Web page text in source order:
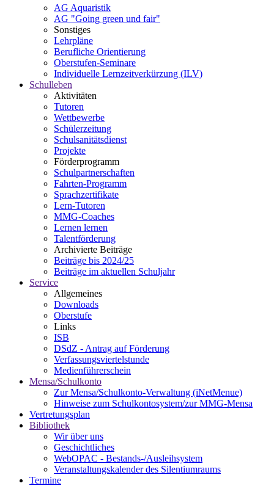
AG Aquaristik
AG "Going green und fair"
Sonstiges
Lehrpläne
Berufliche Orientierung
Oberstufen-Seminare
Individuelle Lernzeitverkürzung (ILV)
Schulleben
Aktivitäten
Tutoren
Wettbewerbe
Schülerzeitung
Schulsanitätsdienst
Projekte
Förderprogramm
Schulpartnerschaften
Fahrten-Programm
Sprachzertifikate
Lern-Tutoren
MMG-Coaches
Lernen lernen
Talentförderung
Archivierte Beiträge
Beiträge bis 2024/25
Beiträge im aktuellen Schuljahr
Service
Allgemeines
Downloads
Oberstufe
Links
ISB
DSdZ - Antrag auf Förderung
Verfassungsviertelstunde
Medienführerschein
Mensa/Schulkonto
Zur Mensa/Schulkonto-Verwaltung (iNetMenue)
Hinweise zum Schulkontosystem/zur MMG-Mensa
Vertretungsplan
Bibliothek
Wir über uns
Geschichtliches
WebOPAC - Bestands-/Ausleihsystem
Veranstaltungskalender des Silentiumraums
Termine